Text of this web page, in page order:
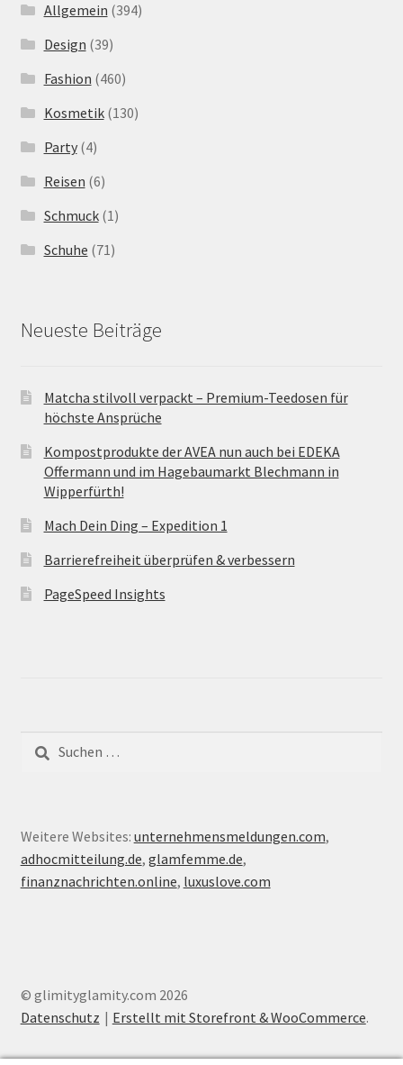
Allgemein (394)
Design (39)
Fashion (460)
Kosmetik(130)
Party(4)
Reisen (6)
Schmuck(1)
Schuhe (71)
Neueste Beiträge
Matcha stilvoll verpackt – Premium-Teedosen für
höchste Ansprüche
Kompostprodukte der AVEA nun auch bei EDEKA
Offermann und im Hagebaumarkt Blechmann in
Wipperfürth!
Mach Dein Ding – Expedition 1
Barrierefreiheit überprüfen & verbessern
PageSpeed Insights
Suche
nach:
Weitere Websites: unternehmensmeldungen.com,
adhocmitteilung.de, glamfemme.de,
finanznachrichten.online, luxuslove.com
© glimityglamity.com 2026
Datenschutz
Erstellt mit Storefront & WooCommerce.